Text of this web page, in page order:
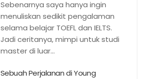
Sebenarnya saya hanya ingin
menuliskan sedikit pengalaman
selama belajar TOEFL dan IELTS.
Jadi ceritanya, mimpi untuk studi
master di luar...
Sebuah Perjalanan di Young